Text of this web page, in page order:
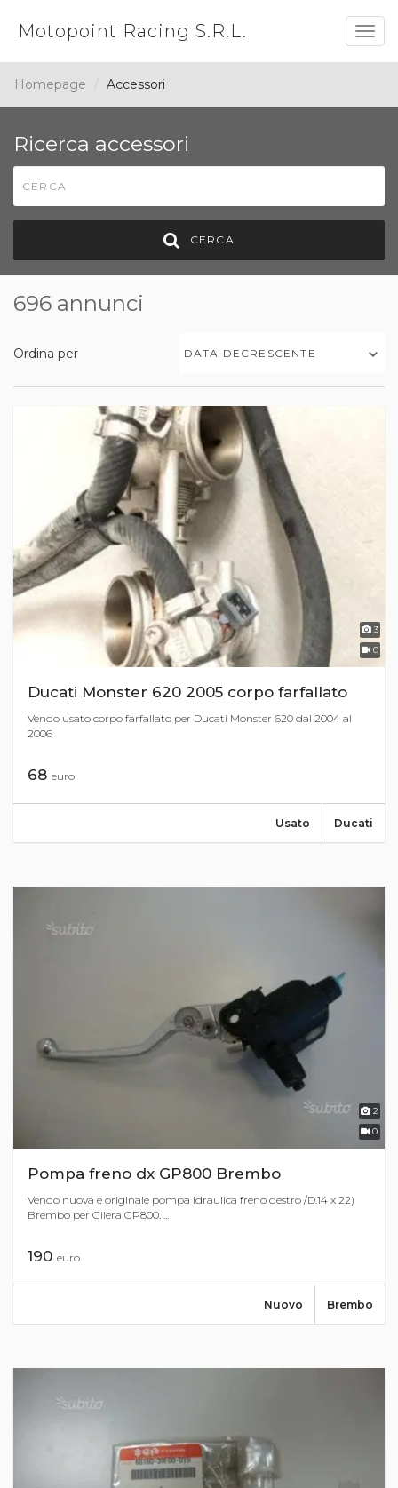
Motopoint Racing S.R.L.
Homepage Accessori
Ricerca accessori
CERCA
696 annunci
Ordina per DATA DECRESCENTE
3
0
Ducati Monster 620 2005 corpo farfallato
Vendo usato corpo farfallato per Ducati Monster 620 dal 2004 al
2006
68 euro
Ducati
Usato
2
0
Pompa freno dx GP800 Brembo
Vendo nuova e originale pompa idraulica freno destro /D.14 x 22)
Brembo per Gilera GP800. ...
190 euro
Brembo
Nuovo